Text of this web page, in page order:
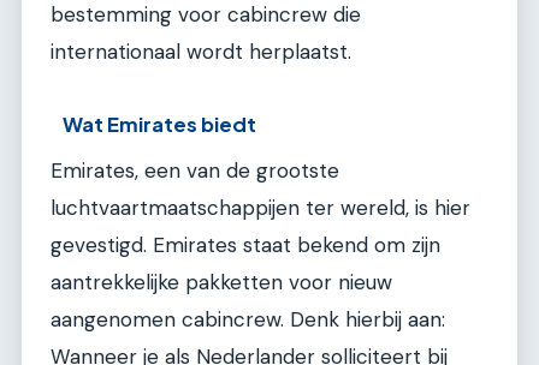
bestemming voor cabincrew die
internationaal wordt herplaatst.
Wat Emirates biedt
Emirates, een van de grootste
luchtvaartmaatschappijen ter wereld, is hier
gevestigd. Emirates staat bekend om zijn
aantrekkelijke pakketten voor nieuw
aangenomen cabincrew. Denk hierbij aan:
Wanneer je als Nederlander solliciteert bij